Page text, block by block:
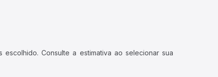
Consulte a estimativa ao selecionar sua